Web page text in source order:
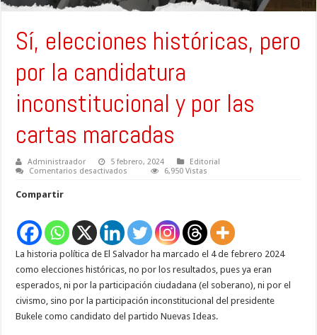
Sí, elecciones históricas, pero
por la candidatura
inconstitucional y por las
cartas marcadas
Administraador 5 febrero, 2024
Editorial
Comentarios desactivados
la
candidatura
inconstitucional
y
las
cartas
marcadas
6,950 Vistas
Compartir
La historia política de El Salvador ha marcado el 4 de febrero 2024
como elecciones históricas, no por los resultados, pues ya eran
esperados, ni por la participación ciudadana (el soberano), ni por el
civismo, sino por la participación inconstitucional del presidente
Bukele como candidato del partido Nuevas Ideas.